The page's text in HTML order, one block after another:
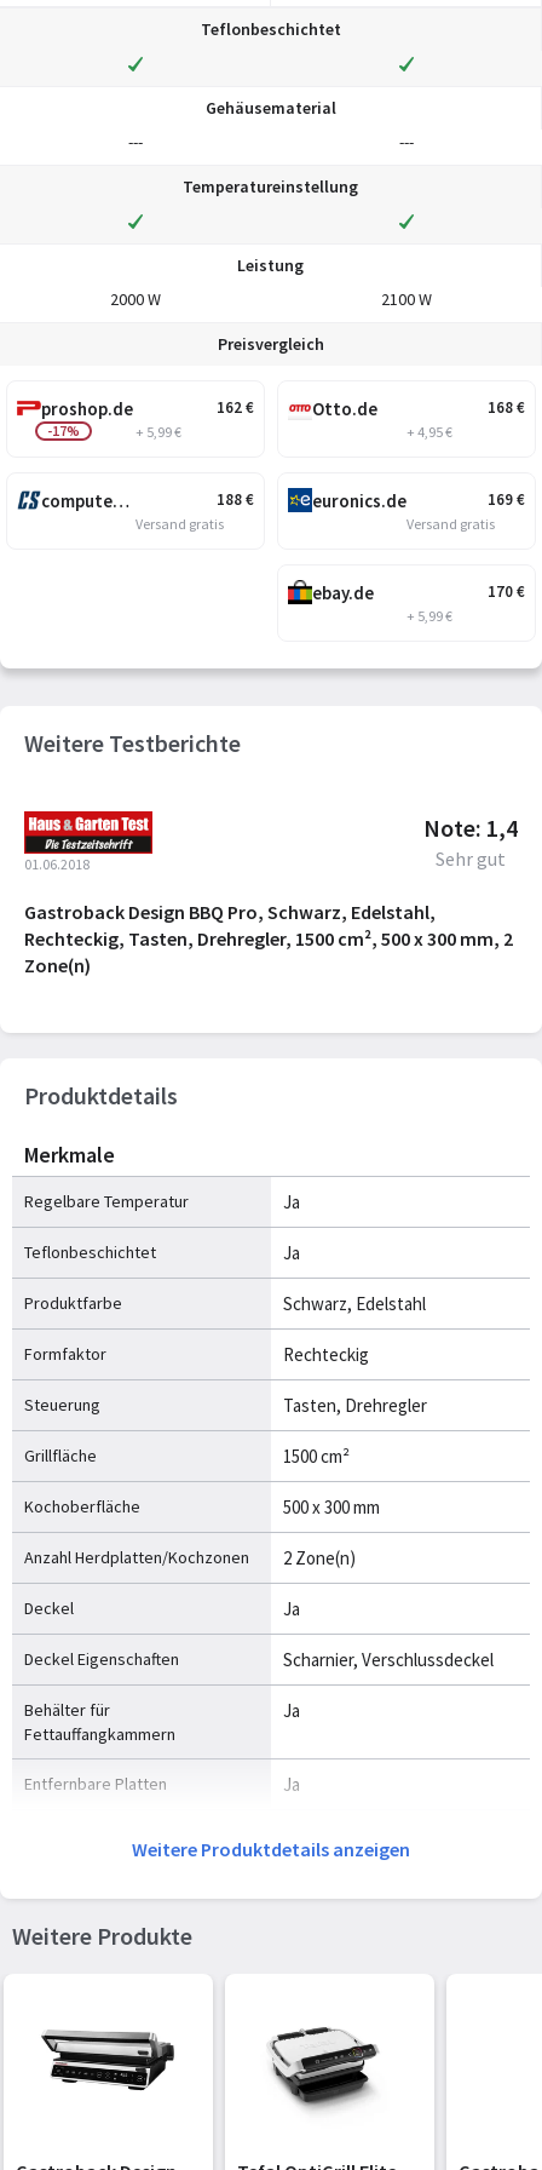
Teflonbeschichtet
Gehäusematerial
---
---
Temperatureinstellung
Leistung
2000 W
2100 W
Preisvergleich
162€
proshop.de
-17% + 5,99 €
188€
computersalg.de
Versand gratis
168€
Otto.de
+ 4,95 €
169€
euronics.de
Versand gratis
170€
ebay.de
+ 5,99 €
Weitere Testberichte
01.06.2018
Note: 1,4
Sehr gut
Gastroback Design BBQ Pro, Schwarz, Edelstahl,
Rechteckig, Tasten, Drehregler, 1500 cm², 500 x 300 mm, 2
Zone(n)
Produktdetails
Merkmale
Regelbare Temperatur Ja
Teflonbeschichtet Ja
Produktfarbe Schwarz, Edelstahl
Formfaktor Rechteckig
Steuerung Tasten, Drehregler
Grillfläche 1500 cm²
Kochoberfläche 500 x 300 mm
Anzahl Herdplatten/Kochzonen 2 Zone(n)
Deckel Ja
Deckel Eigenschaften Scharnier, Verschlussdeckel
Behälter für
Fettauffangkammern
Ja
Entfernbare Platten Ja
Anzahl der Leistungsstufen
Höhenverstellung Ja
Zertifizierung CE
Gewicht und Abmessungen
Weitere Produktdetails anzeigen
Weitere Produkte